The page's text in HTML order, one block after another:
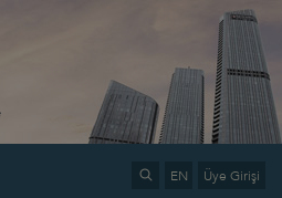
EN Üye Girişi